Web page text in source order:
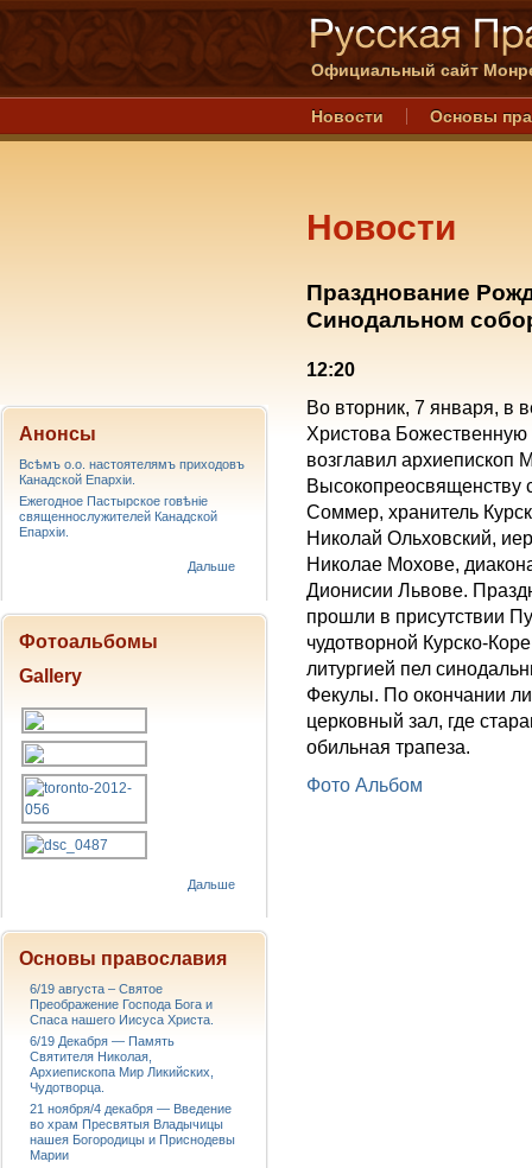
Официальный сайт
Новости Основы
Новости
Празднование
Синодальном
12:20
Во вторник, 7 января, в
Христова
возглавил архиепископ
Высокопреосвященству
Соммер, хранитель
Николай Ольховский,
Николае Мохове,
Дионисии Львове.
прошли в присутствии
чудотворной Курско-
литургией пел
Фекулы. По окончании
церковный зал, где
обильная трапеза.
Фото Альбом
Анонсы
Всѣмъ о.о. настоятелямъ приходовъ
Канадской Епархiи.
Ежегодное Пастырское говѣніе
священнослужителей Канадской
Епархіи.
Дальше
Фотоальбомы
Gallery
Дальше
Основы православия
6/19 августа – Святое
Преображение Господа Бога и
Спаса нашего Иисуса Христа.
6/19 Декабря — Память
Святителя Николая,
Архиепископа Мир Ликийских,
Чудотворца.
21 ноября/4 декабря — Введение
во храм Пресвятыя Владычицы
нашея Богородицы и Приснодевы
Марии